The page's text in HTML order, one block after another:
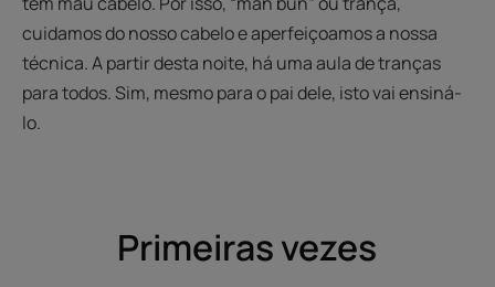
cuidamos do nosso cabelo e aperfeiçoamos a nossa
técnica. A partir desta noite, há uma aula de tranças
para todos. Sim, mesmo para o pai dele, isto vai ensiná-
lo.
Primeiras vezes